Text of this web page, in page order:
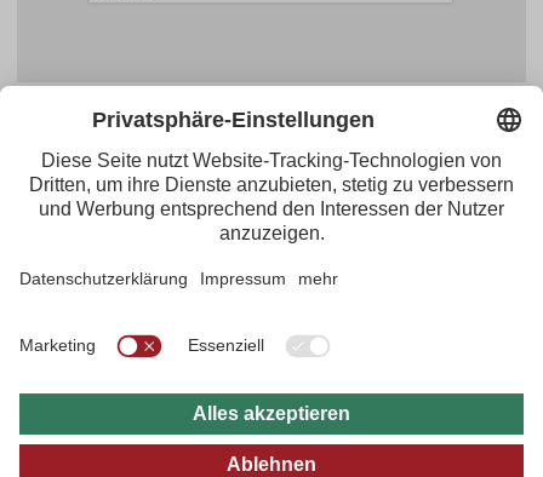
Tirol Werbung
Maria-Theresien-Straße 55 · 6020 Innsbruck
+43.512.5320-656
presse@tirol.at
RSS-Feeds
Impressum
Datenschutzerklärung
Barrierefreiheitserklärung
AGBs
FAQs
Instagram